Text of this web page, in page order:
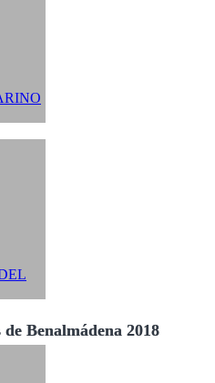
Benalmádena 2018